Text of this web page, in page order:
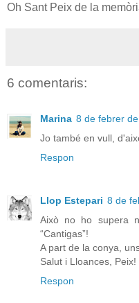
Oh Sant Peix de la
6 comentaris:
Marina 8 de febrer
Jo també en vull,
Respon
Llop Estepari 8 de
Això no ho supera
“Cantigas”!
A part de la conya,
Salut i Lloances, Peix!
Respon